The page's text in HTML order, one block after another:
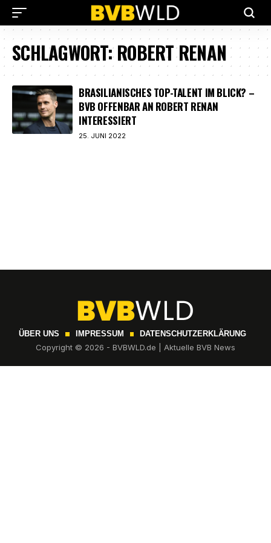
SCHLAGWORT:ROBERT RENAN
BRASILIANISCHES TOP-TALENT IM BLICK? –
BVB OFFENBAR AN ROBERT RENAN
INTERESSIERT
25. JUNI 2022
ÜBER UNS IMPRESSUM DATENSCHUTZERKLÄRUNG
Copyright © 2026 - BVBWLD.de | Aktuelle BVB News